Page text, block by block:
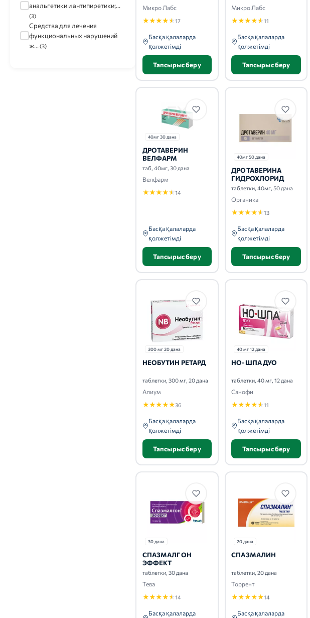
анальгетики и антипиретики;...
(3)
Средства для лечения
функциональных нарушений
ж... (3)
Микро Лабс
★★★★★17
Басқа қалаларда
қолжетімді
Тапсырыс беру
Микро Лабс
★★★★★11
Басқа қалаларда
қолжетімді
Тапсырыс беру
40мг 30 дана
ДРОТАВЕРИН
ВЕЛФАРМ
таб, 40мг, 30 дана
Велфарм
★★★★★14
Басқа қалаларда
қолжетімді
Тапсырыс беру
40мг 50 дана
ДРОТАВЕРИНА
ГИДРОХЛОРИД
таблетки, 40мг, 50 дана
Органика
★★★★★13
Басқа қалаларда
қолжетімді
Тапсырыс беру
300 мг 20 дана
НЕОБУТИН РЕТАРД
таблетки, 300 мг, 20 дана
Алиум
★★★★★36
Басқа қалаларда
қолжетімді
Тапсырыс беру
40 мг 12 дана
НО-ШПА ДУО
таблетки, 40 мг, 12 дана
Санофи
★★★★★11
Басқа қалаларда
қолжетімді
Тапсырыс беру
30 дана
СПАЗМАЛГОН
ЭФФЕКТ
таблетки, 30 дана
Тева
★★★★★14
Басқа қалаларда
20 дана
СПАЗМАЛИН
таблетки, 20 дана
Торрент
★★★★★14
Басқа қалаларда